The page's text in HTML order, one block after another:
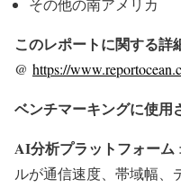
その他の南アメリカ
このレポートに関する詳
@ https://
ベンチマーキングに使用
AI分析プラットフォーム
ルが通信速度、帯域幅、